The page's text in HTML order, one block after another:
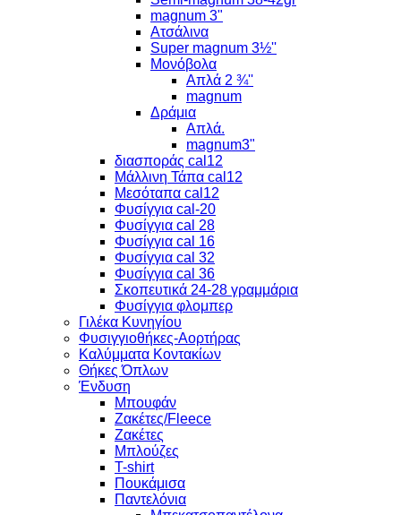
magnum 3"
Ατσάλινα
Super magnum 3½''
Μονόβολα
Απλά 2 ¾''
magnum
Δράμια
Απλά.
magnum3"
διασποράς cal12
Μάλλινη Τάπα cal12
Μεσόταπα cal12
Φυσίγγια cal-20
Φυσίγγια cal 28
Φυσίγγια cal 16
Φυσίγγια cal 32
Φυσίγγια cal 36
Σκοπευτικά 24-28 γραμμάρια
Φυσίγγια φλομπερ
Γιλέκα Κυνηγίου
Φυσιγγιοθήκες-Αορτήρας
Καλύμματα Κοντακίων
Θήκες Όπλων
Ένδυση
Μπουφάν
Ζακέτες/Fleece
Ζακέτες
Μπλούζες
T-shirt
Πουκάμισα
Παντελόνια